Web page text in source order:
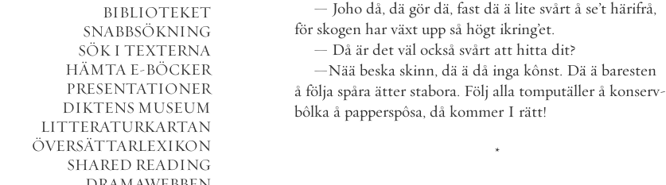
BIBLIOTEKET
SNABBSÖKNING
SÖK I TEXTERNA
HÄMTA E-BÖCKER
PRESENTATIONER
DIKTENS MUSEUM
LITTERATURKARTAN
ÖVERSÄTTARLEXIKON
SHARED READING
— Joho då, dä gör dä, fast dä ä lite svårt å se’t härifrå,
för skogen har växt upp så högt ikring’et.
— Då är det väl också svårt att hitta dit?
—Nää beska skinn, dä ä då inga kônst. Dä ä baresten
å följa spåra ätter stabora. Följ alla tomputäller å konserv-
bôlka å papperspôsa, då kommer I rätt!
*